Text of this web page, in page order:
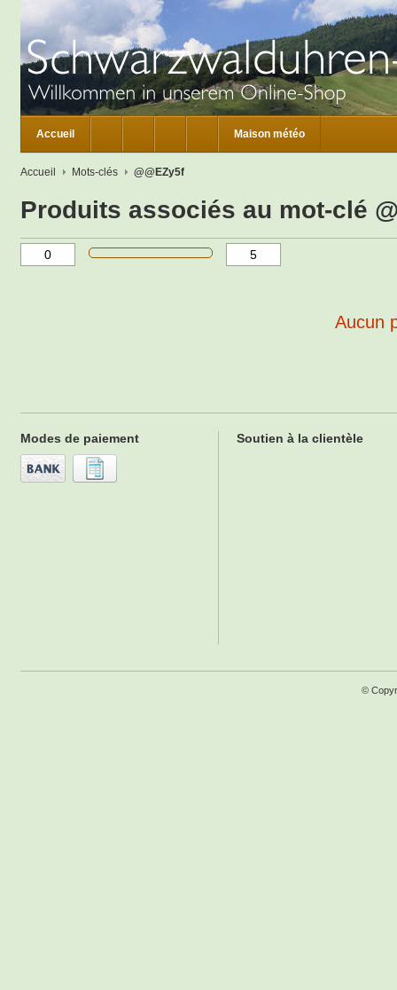
Accueil Maison météo
Accueil Mots-clés @@EZy5f
Produits associés au mot-clé
Aucun
Modes de paiement Soutien à la clientèle
©